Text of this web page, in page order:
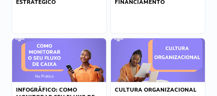
ESTRATÉGICO
FINANCIAMENTO
INFOGRÁFICO: COMO
CULTURA ORGANIZACIONAL